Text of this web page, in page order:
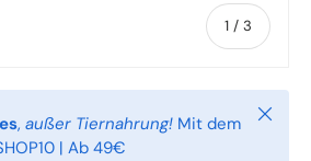
1 / von
3
, außer Tiernahrung! Mit dem
| Ab 49€